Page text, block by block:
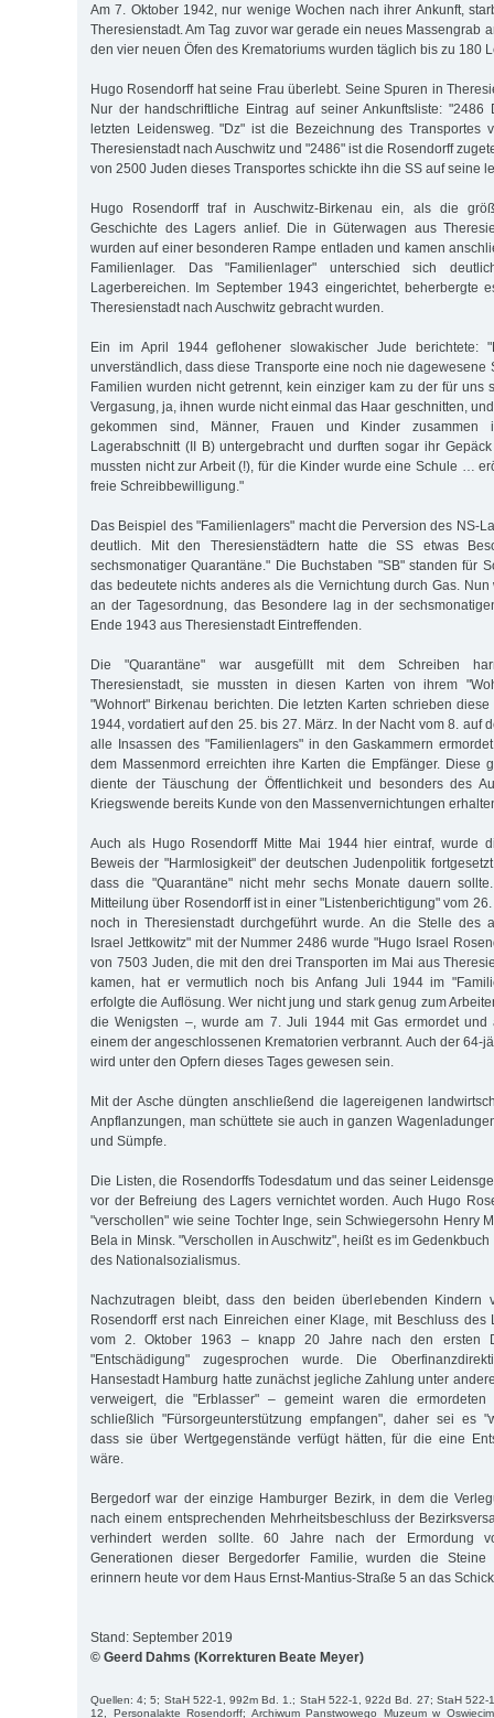
Am 7. Oktober 1942, nur wenige Wochen nach ihrer Ankunft,
Theresienstadt. Am Tag zuvor war gerade ein neues Massengrab
den vier neuen Öfen des Krematoriums wurden täglich bis zu 180
Hugo Rosendorff hat seine Frau überlebt. Seine Spuren in
Nur der handschriftliche Eintrag auf seiner Ankunftsliste: "2486
letzten Leidensweg. "Dz" ist die Bezeichnung des Transportes
Theresienstadt nach Auschwitz und "2486" ist die Rosendorff
von 2500 Juden dieses Transportes schickte ihn die SS auf seine
Hugo Rosendorff traf in Auschwitz-Birkenau ein, als die
Geschichte des Lagers anlief. Die in Güterwagen aus
wurden auf einer besonderen Rampe entladen und kamen
Familienlager. Das "Familienlager" unterschied sich
Lagerbereichen. Im September 1943 eingerichtet, beherbergte
Theresienstadt nach Auschwitz gebracht wurden.
Ein im April 1944 geflohener slowakischer Jude berichtete:
unverständlich, dass diese Transporte eine noch nie dagewesene
Familien wurden nicht getrennt, kein einziger kam zu der für uns
Vergasung, ja, ihnen wurde nicht einmal das Haar geschnitten,
gekommen sind, Männer, Frauen und Kinder zusammen
Lagerabschnitt (II B) untergebracht und durften sogar ihr
mussten nicht zur Arbeit (!), für die Kinder wurde eine Schule …
freie Schreibbewilligung."
Das Beispiel des "Familienlagers" macht die Perversion des NS-
deutlich. Mit den Theresienstädtern hatte die SS etwas
sechsmonatiger Quarantäne." Die Buchstaben "SB" standen für
das bedeutete nichts anderes als die Vernichtung durch Gas.
an der Tagesordnung, das Besondere lag in der
Ende 1943 aus Theresienstadt Eintreffenden.
Die "Quarantäne" war ausgefüllt mit dem Schreiben
Theresienstadt, sie mussten in diesen Karten von ihrem
"Wohnort" Birkenau berichten. Die letzten Karten schrieben
1944, vordatiert auf den 25. bis 27. März. In der Nacht vom 8. auf
alle Insassen des "Familienlagers" in den Gaskammern
dem Massenmord erreichten ihre Karten die Empfänger. Diese
diente der Täuschung der Öffentlichkeit und besonders des
Kriegswende bereits Kunde von den Massenvernichtungen
Auch als Hugo Rosendorff Mitte Mai 1944 hier eintraf, wurde
Beweis der "Harmlosigkeit" der deutschen Judenpolitik
dass die "Quarantäne" nicht mehr sechs Monate dauern
Mitteilung über Rosendorff ist in einer "Listenberichtigung" vom
noch in Theresienstadt durchgeführt wurde. An die Stelle des
Israel Jettkowitz" mit der Nummer 2486 wurde "Hugo Israel
von 7503 Juden, die mit den drei Transporten im Mai aus
kamen, hat er vermutlich noch bis Anfang Juli 1944 im
erfolgte die Auflösung. Wer nicht jung und stark genug zum
die Wenigsten –, wurde am 7. Juli 1944 mit Gas ermordet und
einem der angeschlossenen Krematorien verbrannt. Auch der 64-
wird unter den Opfern dieses Tages gewesen sein.
Mit der Asche düngten anschließend die lagereigenen
Anpflanzungen, man schüttete sie auch in ganzen
und Sümpfe.
Die Listen, die Rosendorffs Todesdatum und das seiner
vor der Befreiung des Lagers vernichtet worden. Auch Hugo
"verschollen" wie seine Tochter Inge, sein Schwiegersohn Henry
Bela in Minsk. "Verschollen in Auschwitz", heißt es im
des Nationalsozialismus.
Nachzutragen bleibt, dass den beiden überlebenden Kindern
Rosendorff erst nach Einreichen einer Klage, mit Beschluss des
vom 2. Oktober 1963 – knapp 20 Jahre nach den ersten
"Entschädigung" zugesprochen wurde. Die
Hansestadt Hamburg hatte zunächst jegliche Zahlung unter
verweigert, die "Erblasser" – gemeint waren die ermordeten
schließlich "Fürsorgeunterstützung empfangen", daher sei es
dass sie über Wertgegenstände verfügt hätten, für die eine
wäre.
Bergedorf war der einzige Hamburger Bezirk, in dem die
nach einem entsprechenden Mehrheitsbeschluss der
verhindert werden sollte. 60 Jahre nach der Ermordung
Generationen dieser Bergedorfer Familie, wurden die
erinnern heute vor dem Haus Ernst-Mantius-Straße 5 an das
Stand: September 2019
© Geerd Dahms (Korrekturen Beate Meyer)
Quellen: 4; 5; StaH 522-1, 992m Bd. 1.; StaH 522-1, 922d Bd. 27; StaH 522-
12, Personalakte Rosendorff; Archiwum Panstwowego Muzeum w